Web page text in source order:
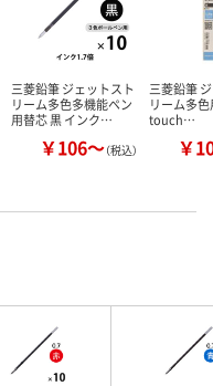
三菱鉛筆 ジェットスト
リーム多色多機能ペン
用替芯 黒 インク…
￥106～（税込）
三菱鉛筆
リーム多色
touch…
￥